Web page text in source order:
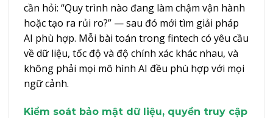
cần hỏi: “Quy trình nào đang làm chậm vận hành
hoặc tạo ra rủi ro?” — sau đó mới tìm giải pháp
AI phù hợp. Mỗi bài toán trong fintech có yêu cầu
về dữ liệu, tốc độ và độ chính xác khác nhau, và
không phải mọi mô hình AI đều phù hợp với mọi
ngữ cảnh.
Kiểm soát bảo mật dữ liệu, quyền truy cập